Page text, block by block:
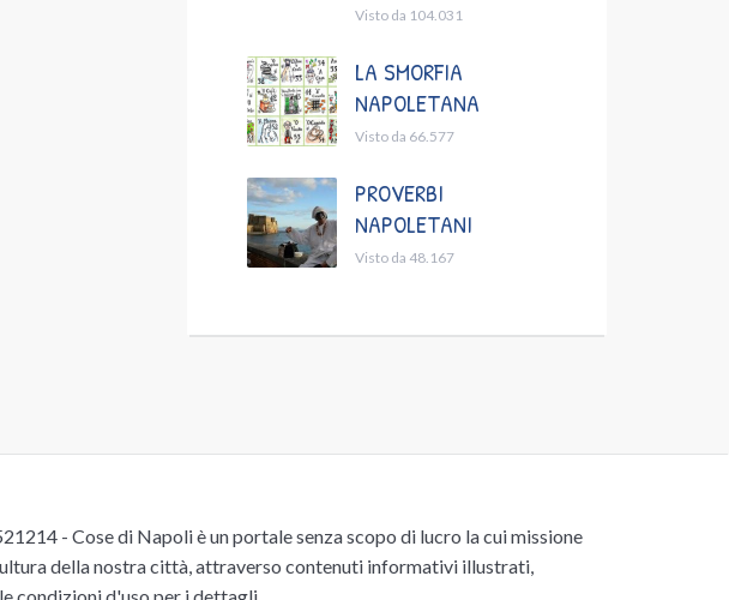
Visto da 104.031
LA SMORFIA
NAPOLETANA
Visto da 66.577
PROVERBI
NAPOLETANI
Visto da 48.167
- Cose di Napoli è un portale senza scopo di lucro la cui missione
della nostra città, attraverso contenuti informativi illustrati,